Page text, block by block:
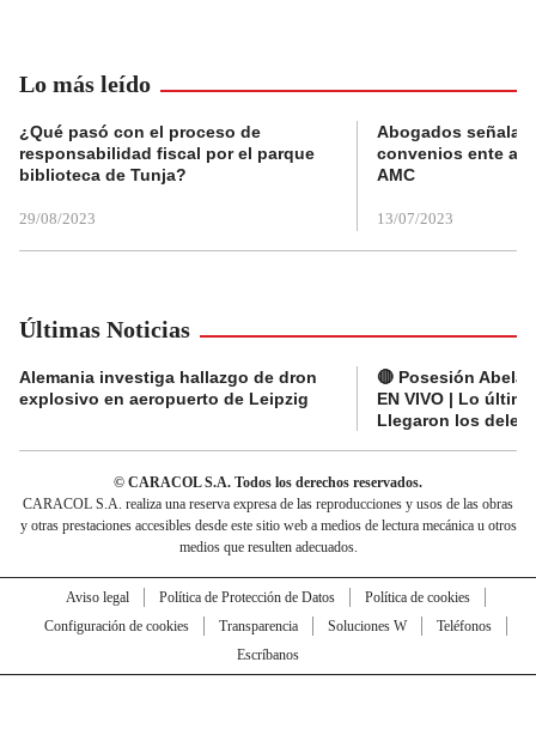
Lo más leído
¿Qué pasó con el proceso de
responsabilidad fiscal por el parque
biblioteca de Tunja?
29/08/2023
Abogados
convenios ente
AMC
13/07/2023
Últimas Noticias
Alemania investiga hallazgo de dron
explosivo en aeropuerto de Leipzig
🔴 Posesión
EN VIVO | Lo
Llegaron los
© CARACOL S.A. Todos los derechos reservados.
CARACOL S.A. realiza una reserva expresa de las reproducciones y usos de las obras
y otras prestaciones accesibles desde este sitio web a medios de lectura mecánica u otros
medios que resulten adecuados.
Aviso legal Política de Protección de Datos
Política de cookies
Configuración de cookies
Transparencia Soluciones W
Teléfonos
Escríbanos